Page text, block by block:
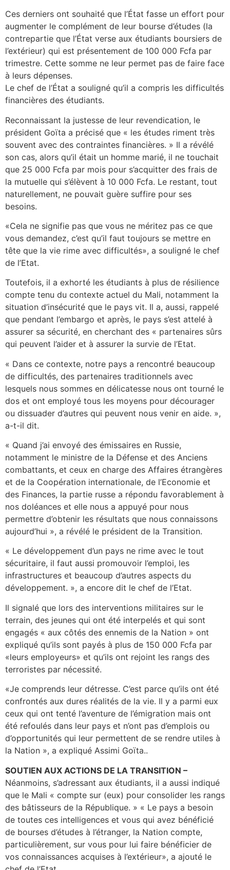
Ces derniers ont souhaité que l’État fasse un effort pour
augmenter le complément de leur bourse d’études (la
contrepartie que l’État verse aux étudiants boursiers de
l’extérieur) qui est présentement de 100 000 Fcfa par
trimestre. Cette somme ne leur permet pas de faire face
à leurs dépenses.
Le chef de l’État a souligné qu’il a compris les difficultés
financières des étudiants.
Reconnaissant la justesse de leur revendication, le
président Goïta a précisé que « les études riment très
souvent avec des contraintes financières. » Il a révélé
son cas, alors qu’il était un homme marié, il ne touchait
que 25 000 Fcfa par mois pour s’acquitter des frais de
la mutuelle qui s’élèvent à 10 000 Fcfa. Le restant, tout
naturellement, ne pouvait guère suffire pour ses
besoins.
«Cela ne signifie pas que vous ne méritez pas ce que
vous demandez, c’est qu’il faut toujours se mettre en
tête que la vie rime avec difficultés», a souligné le chef
de l’Etat.
Toutefois, il a exhorté les étudiants à plus de résilience
compte tenu du contexte actuel du Mali, notamment la
situation d’insécurité que le pays vit. Il a, aussi, rappelé
que pendant l’embargo et après, le pays s’est attelé à
assurer sa sécurité, en cherchant des « partenaires sûrs
qui peuvent l’aider et à assurer la survie de l’Etat.
« Dans ce contexte, notre pays a rencontré beaucoup
de difficultés, des partenaires traditionnels avec
lesquels nous sommes en délicatesse nous ont tourné le
dos et ont employé tous les moyens pour décourager
ou dissuader d’autres qui peuvent nous venir en aide. »,
a-t-il dit.
« Quand j’ai envoyé des émissaires en Russie,
notamment le ministre de la Défense et des Anciens
combattants, et ceux en charge des Affaires étrangères
et de la Coopération internationale, de l’Economie et
des Finances, la partie russe a répondu favorablement à
nos doléances et elle nous a appuyé pour nous
permettre d’obtenir les résultats que nous connaissons
aujourd’hui », a révélé le président de la Transition.
« Le développement d’un pays ne rime avec le tout
sécuritaire, il faut aussi promouvoir l’emploi, les
infrastructures et beaucoup d’autres aspects du
développement. », a encore dit le chef de l’Etat.
Il signalé que lors des interventions militaires sur le
terrain, des jeunes qui ont été interpelés et qui sont
engagés « aux côtés des ennemis de la Nation » ont
expliqué qu’ils sont payés à plus de 150 000 Fcfa par
«leurs employeurs» et qu’ils ont rejoint les rangs des
terroristes par nécessité.
«Je comprends leur détresse. C’est parce qu’ils ont été
confrontés aux dures réalités de la vie. Il y a parmi eux
ceux qui ont tenté l’aventure de l’émigration mais ont
été refoulés dans leur pays et n’ont pas d’emplois ou
d’opportunités qui leur permettent de se rendre utiles à
la Nation », a expliqué Assimi Goïta..
SOUTIEN AUX ACTIONS DE LA TRANSITION –
Néanmoins, s’adressant aux étudiants, il a aussi indiqué
que le Mali « compte sur (eux) pour consolider les rangs
des bâtisseurs de la République. » « Le pays a besoin
de toutes ces intelligences et vous qui avez bénéficié
de bourses d’études à l’étranger, la Nation compte,
particulièrement, sur vous pour lui faire bénéficier de
vos connaissances acquises à l’extérieur», a ajouté le